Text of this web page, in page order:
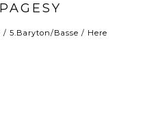
/ 5.Baryton/Basse / Here